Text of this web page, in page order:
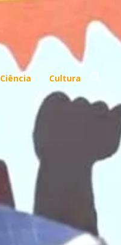
Ciência Cultura